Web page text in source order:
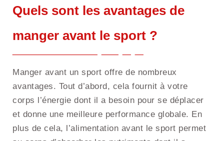
Quels sont les avantages de
manger avant le sport ?
Manger avant un sport offre de nombreux
avantages. Tout d’abord, cela fournit à votre
corps l’énergie dont il a besoin pour se déplacer
et donne une meilleure performance globale. En
plus de cela, l’alimentation avant le sport permet